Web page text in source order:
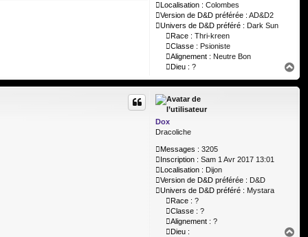
Localisation : Colombes
Version de D&D préférée : AD&D2
Univers de D&D préféré : Dark Sun
Race : Thri-kreen
Classe : Psioniste
Alignement : Neutre Bon
Dieu : ?
a
u
Dox
Dracoliche
Messages : 3205
Inscription : Sam 1 Avr 2017 13:01
Localisation : Dijon
Version de D&D préférée : D&D
Univers de D&D préféré : Mystara
Race : ?
Classe : ?
Alignement : ?
Dieu :